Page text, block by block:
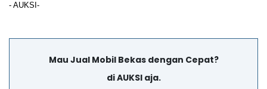
- AUKSI-
Mau Jual Mobil Bekas dengan Cepat?
di AUKSI aja.